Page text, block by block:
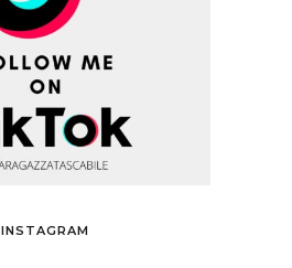
INSTAGRAM